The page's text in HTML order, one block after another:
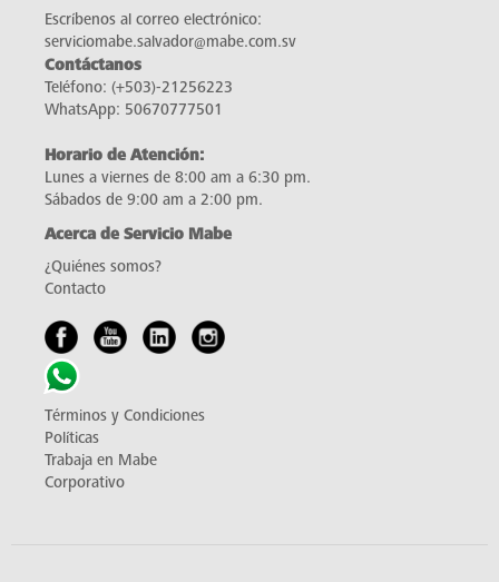
Escríbenos al correo electrónico:
serviciomabe.salvador@mabe.com.sv
Contáctanos
Teléfono: (+503)-21256223
WhatsApp: 50670777501
Horario de Atención:
Lunes a viernes de 8:00 am a 6:30 pm.
Sábados de 9:00 am a 2:00 pm.
Acerca de Servicio Mabe
¿Quiénes somos?
Contacto
Términos y Condiciones
Políticas
Trabaja en Mabe
Corporativo